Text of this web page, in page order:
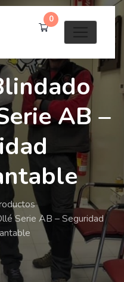
0
AB –
Serie AB – Seguridad